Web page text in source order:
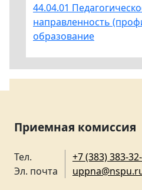
44.04.01
направленность
образование
Приемная комиссия
Тел.
Эл. почта
+7 (383) 383-